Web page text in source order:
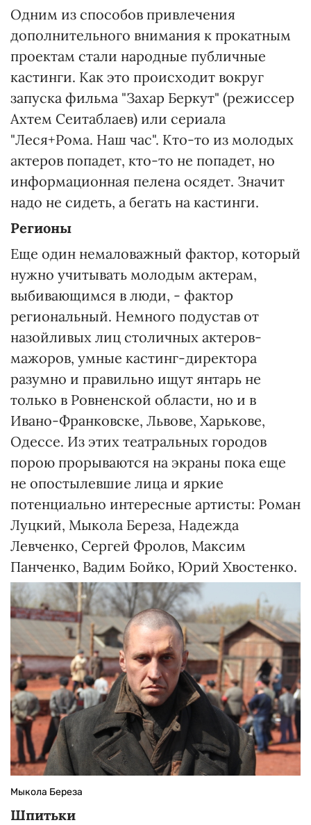
Одним из способов привлечения
дополнительного внимания к прокатным
проектам стали народные публичные
кастинги. Как это происходит вокруг
запуска фильма "Захар Беркут" (режиссер
Ахтем Сеитаблаев) или сериала
"Леся+Рома. Наш час". Кто-то из молодых
актеров попадет, кто-то не попадет, но
информационная пелена осядет. Значит
надо не сидеть, а бегать на кастинги.
Регионы
Еще один немаловажный фактор, который
нужно учитывать молодым актерам,
выбивающимся в люди, - фактор
региональный. Немного подустав от
назойливых лиц столичных актеров-
мажоров, умные кастинг-директора
разумно и правильно ищут янтарь не
только в Ровненской области, но и в
Ивано-Франковске, Львове, Харькове,
Одессе. Из этих театральных городов
порою прорываются на экраны пока еще
не опостылевшие лица и яркие
потенциально интересные артисты: Роман
Луцкий, Мыкола Береза, Надежда
Левченко, Сергей Фролов, Максим
Панченко, Вадим Бойко, Юрий Хвостенко.
Мыкола Береза
Шпитьки